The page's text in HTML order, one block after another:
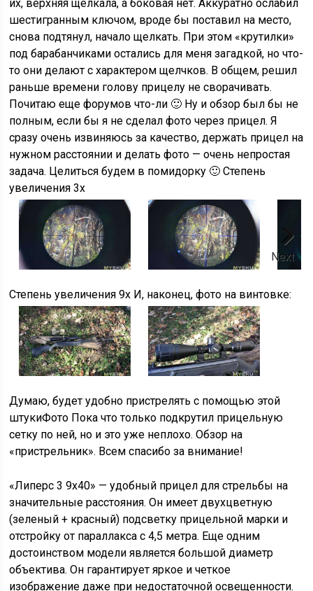
их, верхняя щелкала, а боковая нет. Аккуратно ослабил
шестигранным ключом, вроде бы поставил на место,
снова подтянул, начало щелкать. При этом «крутилки»
под барабанчиками остались для меня загадкой, но что-
то они делают с характером щелчков. В общем, решил
раньше времени голову прицелу не сворачивать.
Почитаю еще форумов что-ли 🙂 Ну и обзор был бы не
полным, если бы я не сделал фото через прицел. Я
сразу очень извиняюсь за качество, держать прицел на
нужном расстоянии и делать фото — очень непростая
задача. Целиться будем в помидорку 🙂 Степень
увеличения 3x
Next
Степень увеличения 9x И, наконец, фото на винтовке:
Думаю, будет удобно пристрелять с помощью этой
штукиФото Пока что только подкрутил прицельную
сетку по ней, но и это уже неплохо. Обзор на
«пристрельник». Всем спасибо за внимание!
«Липерс 3 9х40» — удобный прицел для стрельбы на
значительные расстояния. Он имеет двухцветную
(зеленый + красный) подсветку прицельной марки и
отстройку от параллакса с 4,5 метра. Еще одним
достоинством модели является большой диаметр
объектива. Он гарантирует яркое и четкое
изображение даже при недостаточной освещенности.